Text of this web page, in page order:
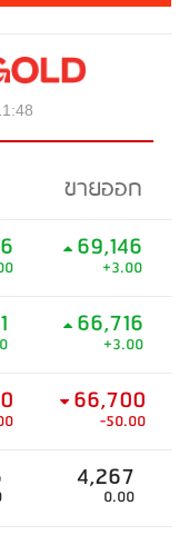
ขายออก
69,146
+3.00
66,716
+3.00
66,700
-50.00
4,267
0.00